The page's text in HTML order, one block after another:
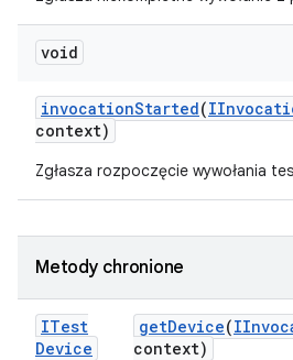
void
invocationStarted(
context)
Zgłasza rozpoczęcie wywołania
Metody chronione
ITest
Device
getDevice(
context)